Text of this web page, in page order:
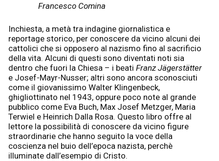
Francesco Comina
Inchiesta, a metà tra indagine giornalistica e
reportage storico, per conoscere da vicino alcuni dei
cattolici che si opposero al nazismo fino al sacrificio
della vita. Alcuni di questi sono diventati noti sia
dentro che fuori la Chiesa – i beati Franz Jägerstätter
e Josef-Mayr-Nusser; altri sono ancora sconosciuti
come il giovanissimo Walter Klingenbeck,
ghigliottinato nel 1943, oppure poco note al grande
pubblico come Eva Buch, Max Josef Metzger, Maria
Terwiel e Heinrich Dalla Rosa. Questo libro offre al
lettore la possibilità di conoscere da vicino figure
straordinarie che hanno seguito la voce della
coscienza nel buio dell’epoca nazista, perchè
illuminate dall’esempio di Cristo.